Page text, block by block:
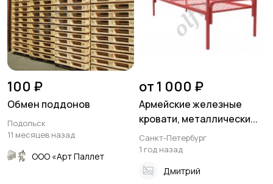
100 ₽
Обмен поддонов
Подольск
11 месяцев назад
ООО «Арт Паллет
от 1 000 ₽
Армейские железные
кровати, металлически...
Санкт-Петербург
1 год назад
Дмитрий